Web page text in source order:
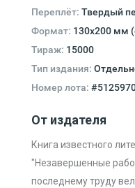
Переплёт: Твердый
Формат: 130х200 мм
Тираж: 15000
Тип издания:
Номер лота:
От издателя
Книга известного
"Незавершенные
последнему труду